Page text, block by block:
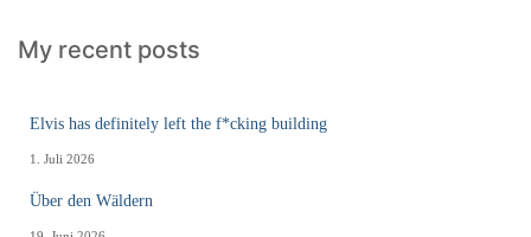
My recent posts
Elvis has definitely left the f*cking building
1. Juli 2026
Über den Wäldern